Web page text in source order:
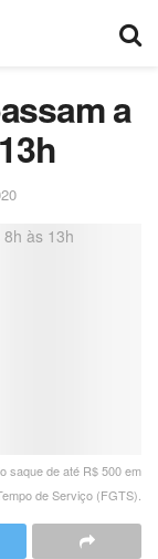
a
saque de até R$ 500 em
de Serviço (FGTS).